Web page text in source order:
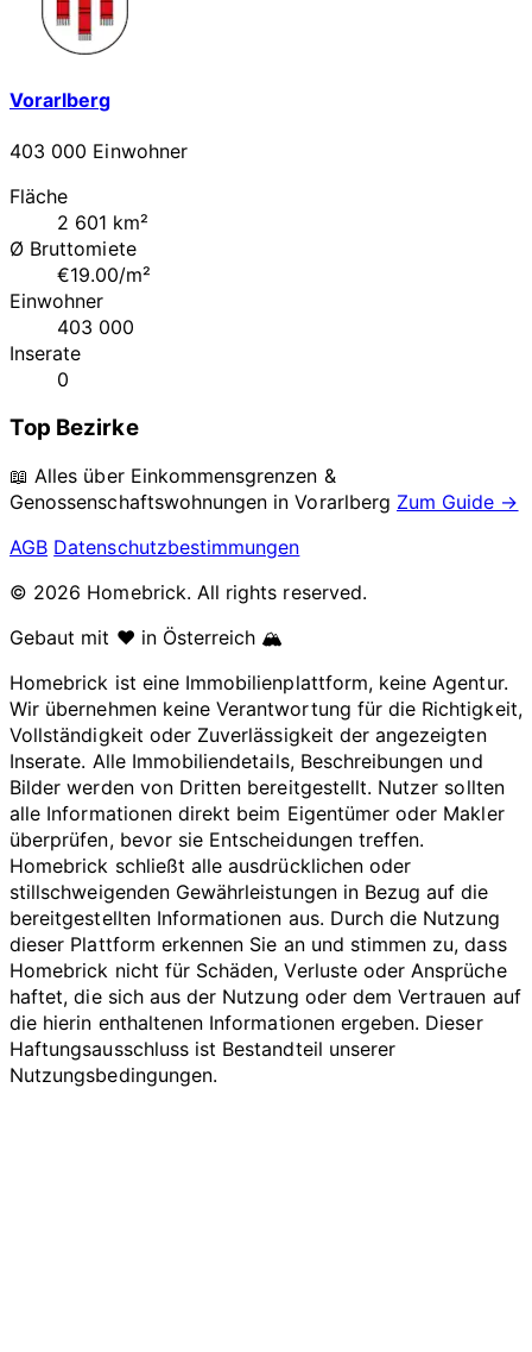
Vorarlberg
403 000 Einwohner
Fläche
2 601 km²
Ø Bruttomiete
€19.00/m²
Einwohner
403 000
Inserate
0
Top Bezirke
📖 Alles über Einkommensgrenzen &
Genossenschaftswohnungen inVorarlberg Zum Guide →
AGB Datenschutzbestimmungen
© 2026 Homebrick. All rights reserved.
Gebaut mit ❤️ in Österreich 🏔️
Homebrick ist eine Immobilienplattform, keine Agentur.
Wir übernehmen keine Verantwortung für die Richtigkeit,
Vollständigkeit oder Zuverlässigkeit der angezeigten
Inserate. Alle Immobiliendetails, Beschreibungen und
Bilder werden von Dritten bereitgestellt. Nutzer sollten
alle Informationen direkt beim Eigentümer oder Makler
überprüfen, bevor sie Entscheidungen treffen.
Homebrick schließt alle ausdrücklichen oder
stillschweigenden Gewährleistungen in Bezug auf die
bereitgestellten Informationen aus. Durch die Nutzung
dieser Plattform erkennen Sie an und stimmen zu, dass
Homebrick nicht für Schäden, Verluste oder Ansprüche
haftet, die sich aus der Nutzung oder dem Vertrauen auf
die hierin enthaltenen Informationen ergeben. Dieser
Haftungsausschluss ist Bestandteil unserer
Nutzungsbedingungen.